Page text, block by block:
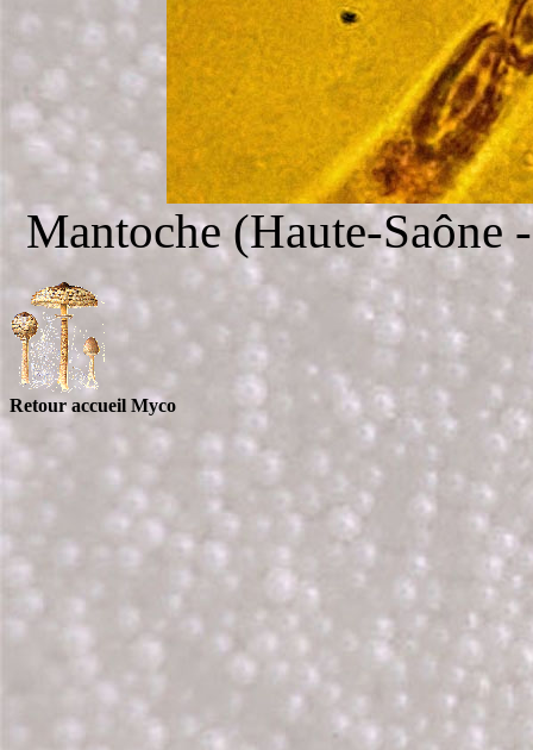
Mantoche (Haute-Saône
Retour accueil Myco